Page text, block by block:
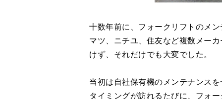
十数年前に、フォークリフトのメ
マツ、ニチユ、住友など複数メー
けず、それだけでも大変でした。
当初は自社保有機のメンテナンス
タイミングが訪れるたびに、フォ